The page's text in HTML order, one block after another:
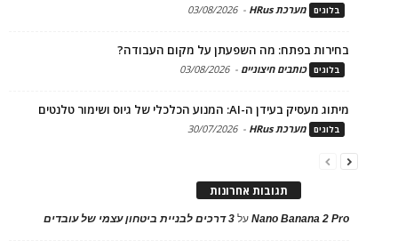
בלוגים מערכת HRus -
03/08/2026
בחירות בפתח: מה השפעתן על מקום העבודה?
בלוגים כותבים חיצוניים -
03/08/2026
מיתוג מעסיק בעידן ה-AI: המנוע הכלכלי של גיוס ושימור טלנטים
בלוגים מערכת HRus -
30/07/2026
תגובות אחרונות
Nano Banana 2 Proעל 3 דרכים לבניית ביטחון עצמי של עובדים